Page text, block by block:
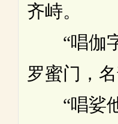
齐峙。
“唱伽字
罗蜜门，名
“唱娑他